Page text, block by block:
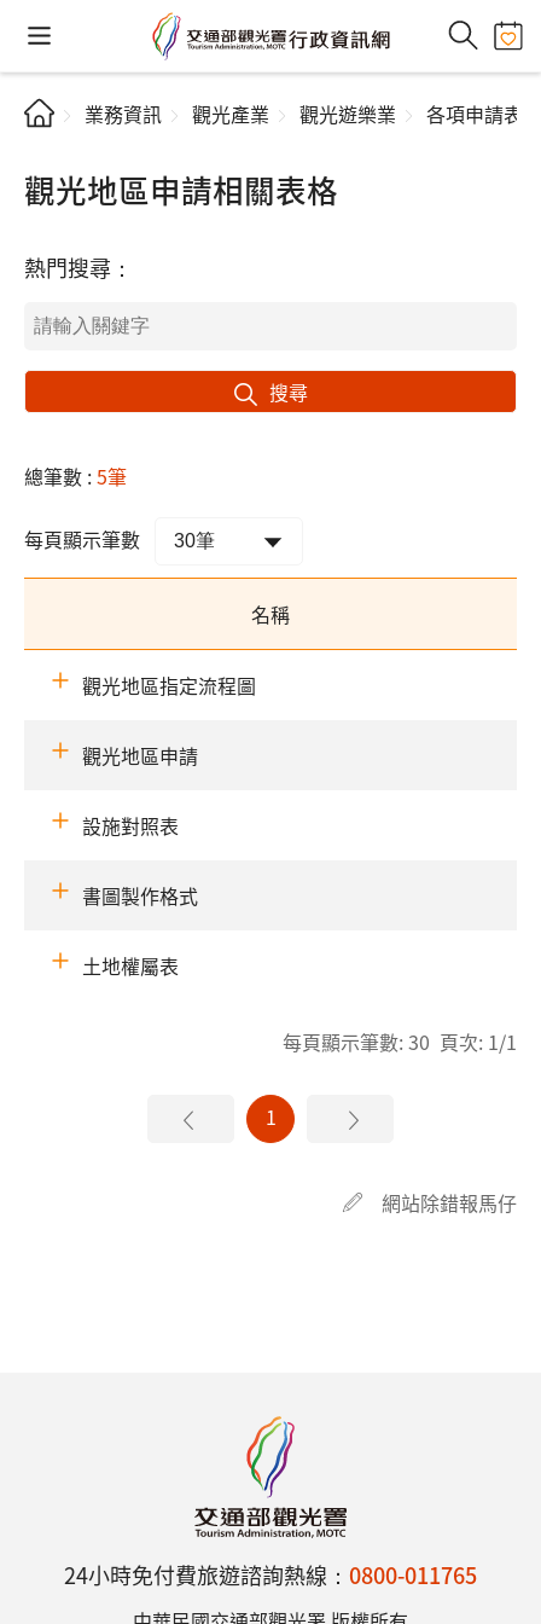
業務資訊 觀光產業 觀光遊樂業 各項申請表格
觀光地區申請相關表格
熱門搜尋：
搜尋
總筆數 :5筆
每頁顯示筆數
名稱
觀光地區指定流程圖
觀光地區申請
設施對照表
書圖製作格式
土地權屬表
每頁顯示筆數: 30 頁次: 1/1
1
網站除錯報馬仔
24小時免付費旅遊諮詢熱線： 0800-011765